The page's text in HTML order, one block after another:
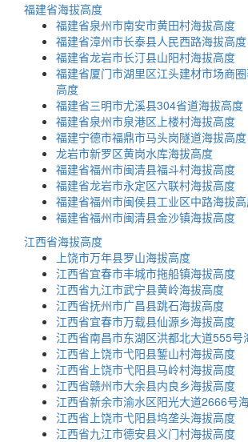
福建省海拔高度
福建省泉州市南安市黄田村海拔高度
福建省漳州市长泰县人民西路海拔高度
福建省龙岩市长汀县山阳村海拔高度
福建省厦门市湖里区江头建材市场商
高度
福建省三明市尤溪县304省道海拔高度
福建省泉州市泉港区上楼村海拔高度
福建宁德市福鼎市马头岗隧道海拔高度
龙岩市新罗区黄岗水库海拔高度
福建省福州市闽清县福斗村海拔高度
福建省龙岩市永定区六联村海拔高度
福建省福州市闽侯县工业区中路海拔
福建省福州市闽清县金沙镇海拔高度
江西省海拔高度
上饶市万年县罗山海拔高度
江西省宜春市丰城市拖船镇海拔高度
江西省九江市武宁县黄岭海拔高度
江西省抚州市广昌县跳石海拔高度
江西省宜春市万载县仙源乡海拔高度
江西省南昌市东湖区洪都北大道555号
江西省上饶市弋阳县錾山村海拔高度
江西省上饶市弋阳县马岭村海拔高度
江西省赣州市大余县内良乡海拔高度
江西省新余市渝水区阳光大道2666号
江西省上饶市弋阳县坞垄头海拔高度
江西省九江市德安县义门村海拔高度